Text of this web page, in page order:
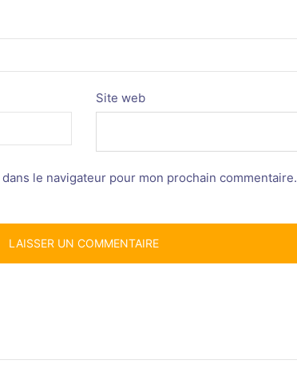
Site web
le navigateur pour mon prochain commentaire.